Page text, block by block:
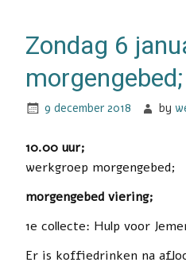
Zondag 6
9 december 2018 by
10.00 uur;
werkgroep morgengebed;
morgengebed viering;
1e collecte: Hulp voor
Er is koffiedrinken na